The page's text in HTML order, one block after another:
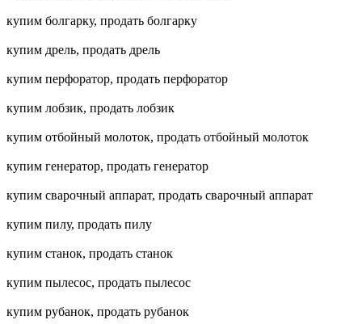
купим болгарку, продать болгарку
купим дрель, продать дрель
купим перфоратор, продать перфоратор
купим лобзик, продать лобзик
купим отбойный молоток, продать отбойный молоток
купим генератор, продать генератор
купим сварочный аппарат, продать сварочный аппарат
купим пилу, продать пилу
купим станок, продать станок
купим пылесос, продать пылесос
купим рубанок, продать рубанок